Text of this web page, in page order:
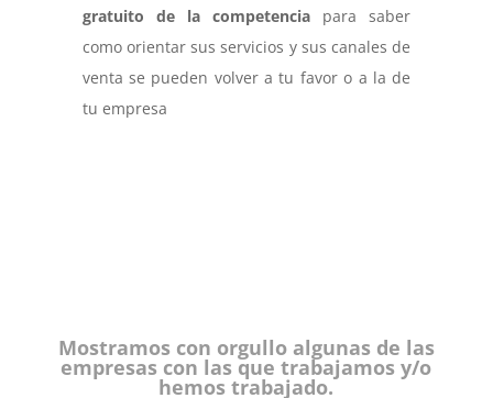
gratuito de la competencia para saber
como orientar sus servicios y sus canales de
venta se pueden volver a tu favor o a la de
tu empresa
Mostramos con orgullo algunas de las
empresas con las que trabajamos y/o
hemos trabajado.